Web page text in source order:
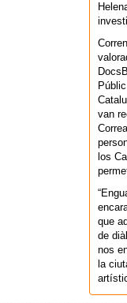
van
los
que
de
nos
la